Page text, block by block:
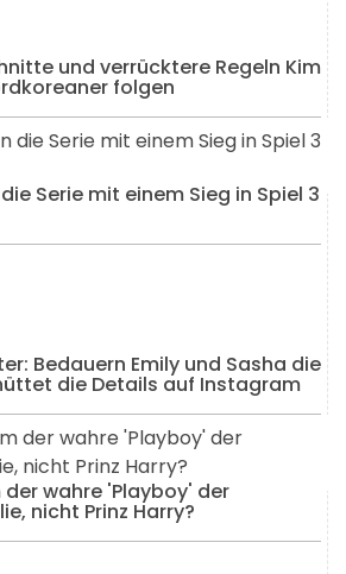
und verrücktere Regeln Kim
folgen
Serie mit einem Sieg in Spiel 3
Bedauern Emily und Sasha die
die Details auf Instagram
der wahre 'Playboy' der
nicht Prinz Harry?